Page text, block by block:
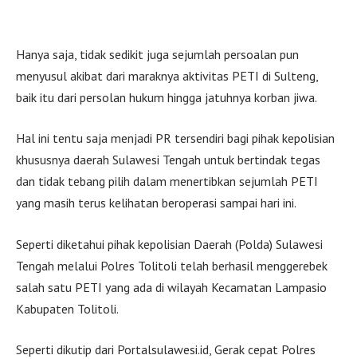
Hanya saja, tidak sedikit juga sejumlah persoalan pun
menyusul akibat dari maraknya aktivitas PETI di Sulteng,
baik itu dari persolan hukum hingga jatuhnya korban jiwa.
Hal ini tentu saja menjadi PR tersendiri bagi pihak kepolisian
khususnya daerah Sulawesi Tengah untuk bertindak tegas
dan tidak tebang pilih dalam menertibkan sejumlah PETI
yang masih terus kelihatan beroperasi sampai hari ini.
Seperti diketahui pihak kepolisian Daerah (Polda) Sulawesi
Tengah melalui Polres Tolitoli telah berhasil menggerebek
salah satu PETI yang ada di wilayah Kecamatan Lampasio
Kabupaten Tolitoli.
Seperti dikutip dari Portalsulawesi.id, Gerak cepat Polres